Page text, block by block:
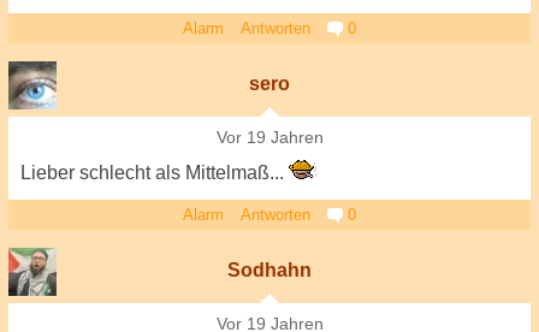
Alarm Antworten 0
sero
Vor 19 Jahren
Lieber schlecht als Mittelmaß...
Alarm Antworten 0
Sodhahn
Vor 19 Jahren